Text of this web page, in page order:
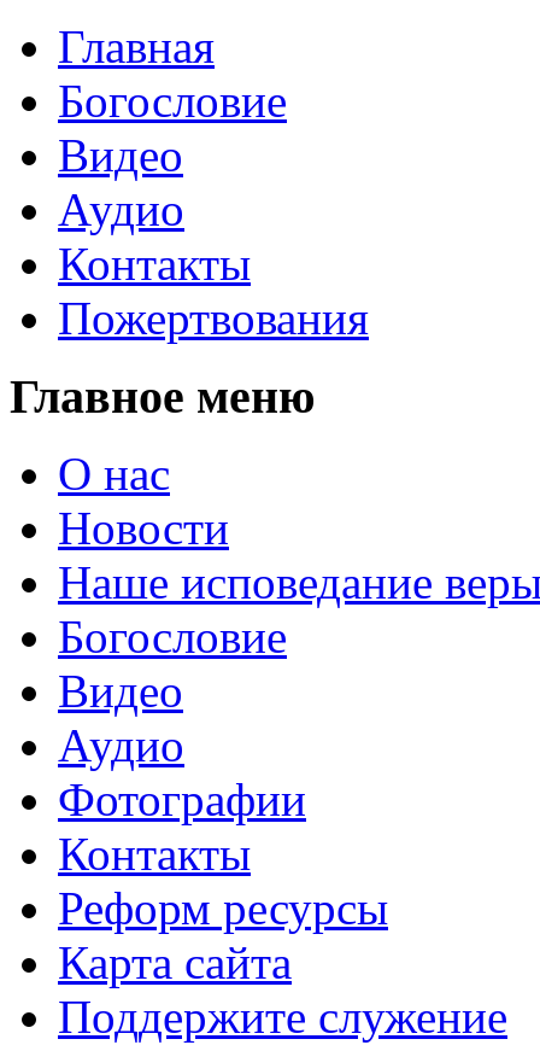
Главная
Богословие
Видео
Аудио
Контакты
Пожертвования
Главное меню
О нас
Новости
Наше исповедание
Богословие
Видео
Аудио
Фотографии
Контакты
Реформ ресурсы
Карта сайта
Поддержите служение